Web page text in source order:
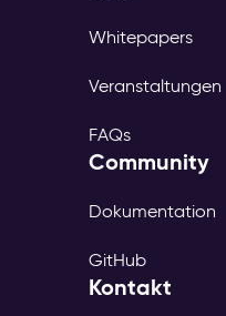
Whitepapers
Veranstaltungen
FAQs
Community
Dokumentation
GitHub
Kontakt